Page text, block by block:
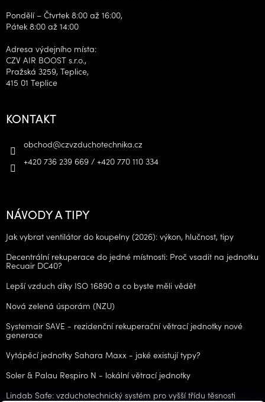
Pondělí – Čtvrtek 8:00 až 16:00,
Pátek 8:00 až 14:00
Adresa výdejního místa:
CZV AIR BOOST s.r.o.,
Pražská 3259, Teplice,
415 01 Teplice
KONTAKT
obchod@czvzduchotechnika.cz
+420 736 239 669 / +420 770 110 334
NÁVODY A TIPY
Jak vybrat ventilátor do koupelny (2026): výkon, hlučnost, tipy
Decentrální rekuperace do jedné místnosti: Proč vsadit na jednotku
Recuair DC40?
Lepší vzduch díky ISO 16890 a co byste měli vědět
Nová zelená úsporám (NZU)
Systemair SAVE - rezidenční rekuperační větrací jednotky nové
generace
Vytápěcí jednotky Sahara Maxx - jaké existují typy?
Soler & Palau Respiro N - lokální větrací jednotky
Lindab Safe: vzduchotechnický systém pro vyšší třídu těsnosti